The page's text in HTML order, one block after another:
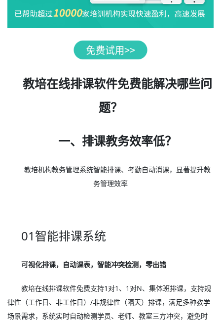
教培在线排课软件免费能解决哪些问
题？
一、排课教务效率低？
教培机构教务管理系统智能排课、考勤自动消课，显著提升教
务管理效率
01智能排课系统
可视化排课，自动课表，智能冲突检测，零出错
教培在线排课软件免费支持1对1、1对N、集体班排课，支持规
律性（工作日、非工作日）/非规律性（隔天）排课，满足多种教学
场景需求，系统实时自动检测学员、老师、教室三方冲突，避免时